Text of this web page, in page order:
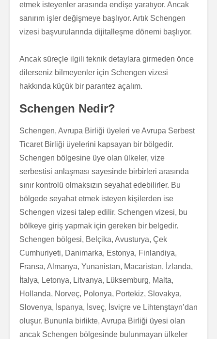
etmek isteyenler arasında endişe yaratıyor. Ancak
sanırım işler değişmeye başlıyor. Artık Schengen
vizesi başvurularında dijitalleşme dönemi başlıyor.
Ancak süreçle ilgili teknik detaylara girmeden önce
dilerseniz bilmeyenler için Schengen vizesi
hakkında küçük bir parantez açalım.
Schengen Nedir?
Schengen, Avrupa Birliği üyeleri ve Avrupa Serbest
Ticaret Birliği üyelerini kapsayan bir bölgedir.
Schengen bölgesine üye olan ülkeler, vize
serbestisi anlaşması sayesinde birbirleri arasında
sınır kontrolü olmaksızın seyahat edebilirler. Bu
bölgede seyahat etmek isteyen kişilerden ise
Schengen vizesi talep edilir. Schengen vizesi, bu
bölkeye giriş yapmak için gereken bir belgedir.
Schengen bölgesi, Belçika, Avusturya, Çek
Cumhuriyeti, Danimarka, Estonya, Finlandiya,
Fransa, Almanya, Yunanistan, Macaristan, İzlanda,
İtalya, Letonya, Litvanya, Lüksemburg, Malta,
Hollanda, Norveç, Polonya, Portekiz, Slovakya,
Slovenya, İspanya, İsveç, İsviçre ve Lihtenştayn’dan
oluşur. Bununla birlikte, Avrupa Birliği üyesi olan
ancak Schengen bölgesinde bulunmayan ülkeler